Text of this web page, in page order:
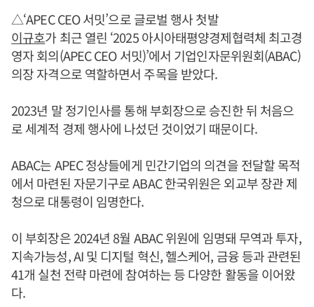
△‘APEC CEO 서밋’으로 글로벌 행사 첫발
이규호가 최근 열린 ‘2025 아시아태평양경제협력체 최고경
영자 회의(APEC CEO 서밋)’에서 기업인자문위원회(ABAC)
의장 자격으로 역할하면서 주목을 받았다.
2023년 말 정기인사를 통해 부회장으로 승진한 뒤 처음으
로 세계적 경제 행사에 나섰던 것이었기 때문이다.
ABAC는 APEC 정상들에게 민간기업의 의견을 전달할 목적
에서 마련된 자문기구로 ABAC 한국위원은 외교부 장관 제
청으로 대통령이 임명한다.
이 부회장은 2024년 8월 ABAC 위원에 임명돼 무역과 투자,
지속가능성, AI 및 디지털 혁신, 헬스케어, 금융 등과 관련된
41개 실천 전략 마련에 참여하는 등 다양한 활동을 이어왔
다.